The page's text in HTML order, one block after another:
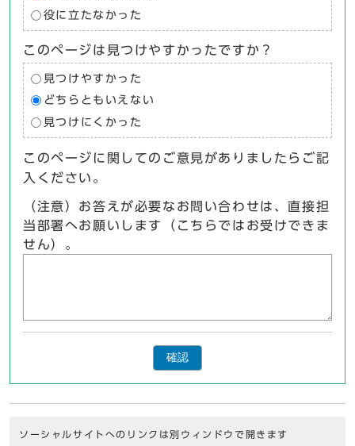
役に立たなかった
このページは見つけやすかったですか？
見つけやすかった
どちらともいえない
見つけにくかった
このページに関してのご意見がありましたらご記
入ください。
（注意）お答えが必要なお問い合わせは、直接担
当部署へお願いします（こちらではお受けできま
せん）。
確認
ソーシャルサイトへのリンクは別ウィンドウで開きます